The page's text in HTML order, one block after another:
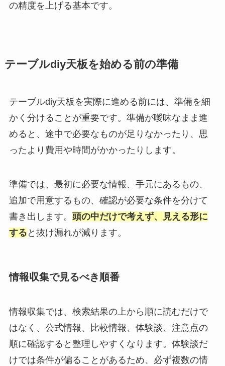
の精度を上げる基本です。
テーブルdiy天板を始める前の準備
テーブルdiy天板を実際に進める前には、準備を細
かく分けることが重要です。準備が曖昧なまま進
めると、途中で必要なものが足りなかったり、思
ったより費用や時間がかかったりします。
準備では、最初に必要な情報、手元にあるもの、
追加で用意するもの、確認が必要な条件を分けて
書き出します。 頭の中だけで考えず、見える形に
する と抜け漏れが減ります。
情報収集で見るべき順番
情報収集では、検索結果の上から順に読むだけで
はなく、公式情報、比較情報、体験談、注意点の
順に確認すると整理しやすくなります。体験談だ
けでは条件が偏ることがあるため、必ず複数の情